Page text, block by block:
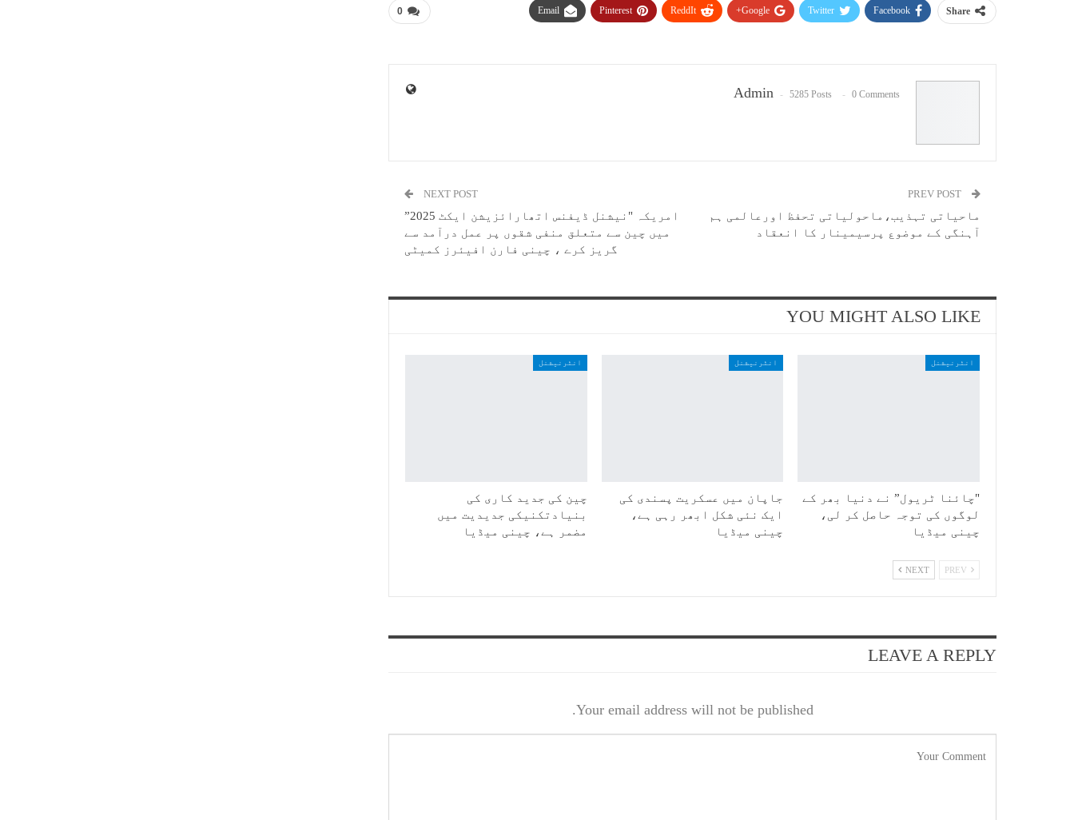
0 Share
Facebook
Twitter
Google+
ReddIt
Pinterest
Email
Admin 5285 Posts 0 Comments
ماحیاتی تہذیب،ماحولیاتی تحفظ اورعالمی ہم
آہنگی کے موضوع پرسیمینار کا انعقاد
NEXT POST
امریکہ "نیشنل ڈیفنس اتھارائزیشن ایکٹ 2025”
میں چین سے متعلق منفی شقوں پر عمل درآمد سے
گریز کرے ، چینی فارن افیئرز کمیٹی
YOU MIGHT ALSO LIKE
انٹرنیشنل
"چائنا ٹریول” نے دنیا بھر کے
لوگوں کی توجہ حاصل کر لی،
چینی میڈیا
انٹرنیشنل
جاپان میں عسکریت پسندی کی
ایک نئی شکل ابھر رہی ہے،
چینی میڈیا
انٹرنیشنل
چین کی جدید کاری کی
بنیادتکنیکی جدیدیت میں
مضمر ہے، چینی میڈیا
NEXT
LEAVE A REPLY
Your email address will not be published.